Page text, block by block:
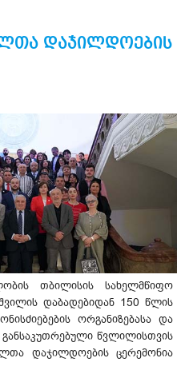
დაჯილდოების
თბილისის სახელმწიფო
დაბადებიდან 150 წლის
ორგანიზებასა და
წვლილისთვის
დაჯილდოების ცერემონია